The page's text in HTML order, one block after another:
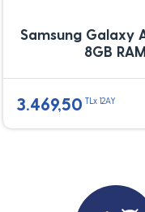
Samsung Galaxy
8GB RAM
3.469,50 TLx 12AY